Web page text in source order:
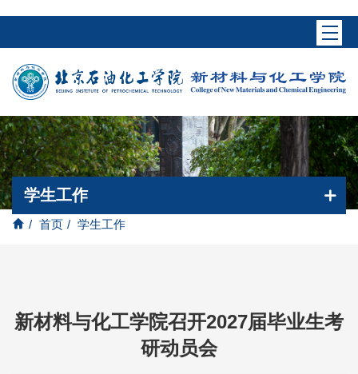
/ 首页 / 学生工作
学生工作
新材料与化工学院召开2027届毕业生考
研动员会